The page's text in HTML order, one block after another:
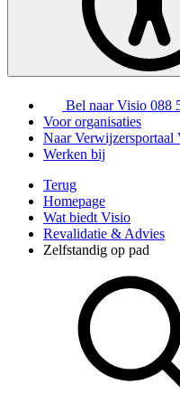
Bel naar Visio 088
Voor organisaties
Naar Verwijzersportaal
Werken bij
Terug
Homepage
Wat biedt Visio
Revalidatie & Advies
Zelfstandig op pad